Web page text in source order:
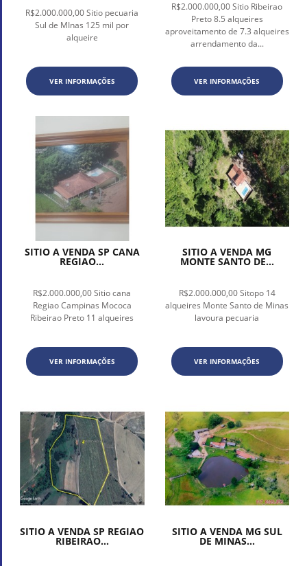
R$2.000.000,00 Sitio pecuaria
Sul de MInas 125 mil por
alqueire
VER INFORMAÇÕES
R$2.000.000,00 Sitio Ribeirao
Preto 8.5 alqueires
aproveitamento de 7.3 alqueires
arrendamento da...
VER INFORMAÇÕES
SITIO A VENDA SP CANA
REGIAO...
R$2.000.000,00 Sitio cana
Regiao Campinas Mococa
Ribeirao Preto 11 alqueires
VER INFORMAÇÕES
SITIO A VENDA MG
MONTE SANTO DE...
R$2.000.000,00 Sitopo 14
alqueires Monte Santo de Minas
lavoura pecuaria
VER INFORMAÇÕES
SITIO A VENDA SP REGIAO
RIBEIRAO...
SITIO A VENDA MG SUL
DE MINAS...